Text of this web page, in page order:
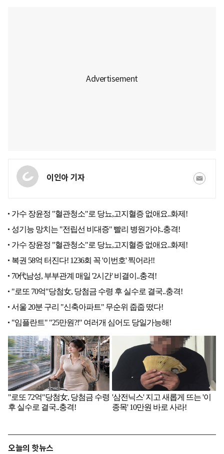
이인아 기자
오늘의 핫뉴스